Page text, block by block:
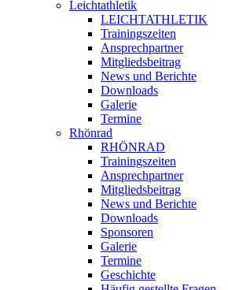
Leichtathletik
LEICHTATHLETIK
Trainingszeiten
Ansprechpartner
Mitgliedsbeitrag
News und Berichte
Downloads
Galerie
Termine
Rhönrad
RHÖNRAD
Trainingszeiten
Ansprechpartner
Mitgliedsbeitrag
News und Berichte
Downloads
Sponsoren
Galerie
Termine
Geschichte